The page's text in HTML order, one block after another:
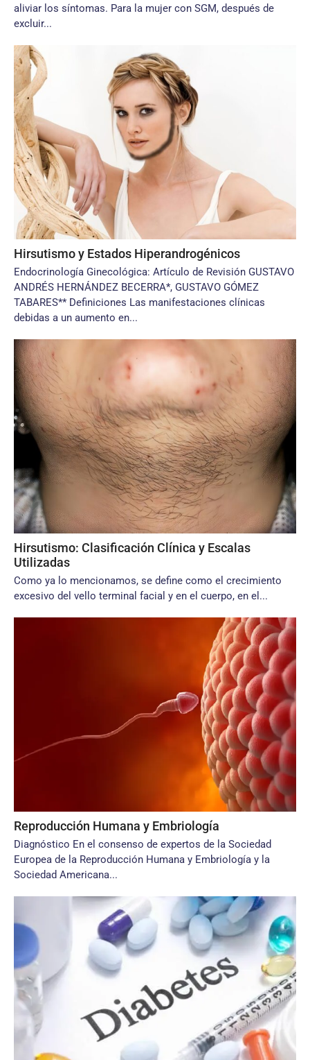
aliviar los síntomas. Para la mujer con SGM, después de
excluir...
Hirsutismo y Estados Hiperandrogénicos
Endocrinología Ginecológica: Artículo de Revisión GUSTAVO
ANDRÉS HERNÁNDEZ BECERRA*, GUSTAVO GÓMEZ
TABARES** Definiciones Las manifestaciones clínicas
debidas a un aumento en...
Hirsutismo: Clasificación Clínica y Escalas
Utilizadas
Como ya lo mencionamos, se define como el crecimiento
excesivo del vello terminal facial y en el cuerpo, en el...
Reproducción Humana y Embriología
Diagnóstico En el consenso de expertos de la Sociedad
Europea de la Reproducción Humana y Embriología y la
Sociedad Americana...